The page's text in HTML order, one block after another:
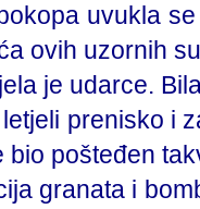
uvukla
ovih uzornih
je udarce.
prenisko i
bio pošteđen
granata i